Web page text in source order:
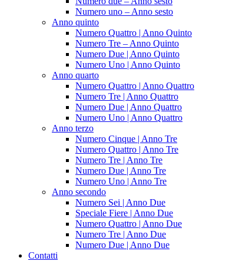
Numero uno – Anno sesto
Anno quinto
Numero Quattro | Anno Quinto
Numero Tre – Anno Quinto
Numero Due | Anno Quinto
Numero Uno | Anno Quinto
Anno quarto
Numero Quattro | Anno Quattro
Numero Tre | Anno Quattro
Numero Due | Anno Quattro
Numero Uno | Anno Quattro
Anno terzo
Numero Cinque | Anno Tre
Numero Quattro | Anno Tre
Numero Tre | Anno Tre
Numero Due | Anno Tre
Numero Uno | Anno Tre
Anno secondo
Numero Sei | Anno Due
Speciale Fiere | Anno Due
Numero Quattro | Anno Due
Numero Tre | Anno Due
Numero Due | Anno Due
Contatti